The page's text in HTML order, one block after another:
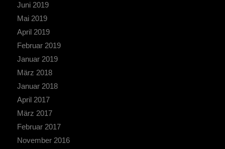
Juni 2019
Mai 2019
April 2019
Februar 2019
Januar 2019
März 2018
Januar 2018
April 2017
März 2017
Februar 2017
November 2016